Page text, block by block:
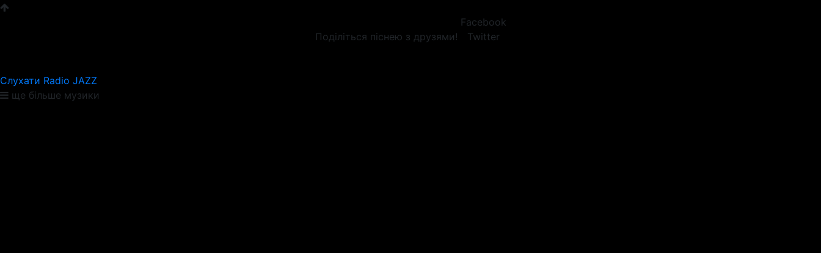
Поділіться піснею з друзями!
Facebook
Twitter
Слухати Radio JAZZ
ще більше музики